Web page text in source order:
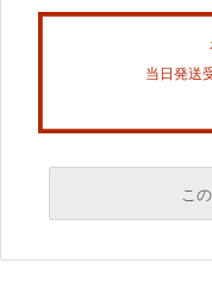
当日発送
こ